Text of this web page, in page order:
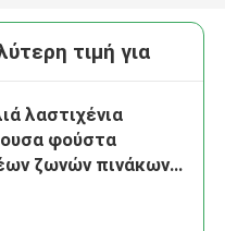
τιμή για
λαστιχένια
φούστα
ζωνών πινάκων